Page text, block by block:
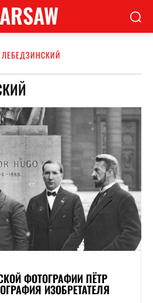
ЛЕБЕДЗИНСКИЙ
ФОТОГРАФИИ ПЁТР
ИЗОБРЕТАТЕЛЯ